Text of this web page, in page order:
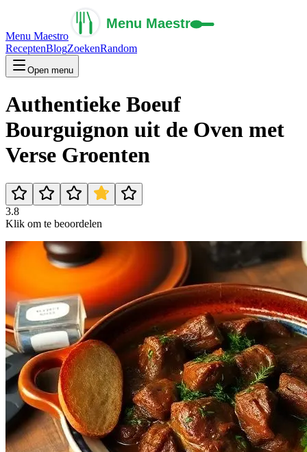
Menu Maestro
ReceptenBlogZoekenRandom
Open menu
Authentieke Boeuf
Bourguignon uit de Oven met
Verse Groenten
3.8
Klik om te beoordelen